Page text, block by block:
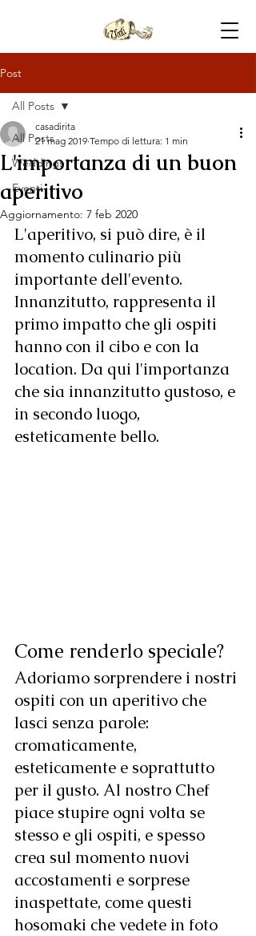
Post
All Posts
Weddings
Eventi
All Posts
L'importanza di un buon
aperitivo
casadirita
21 mag 2019 Tempo di lettura: 1 min
Aggiornamento: 7 feb 2020
L'aperitivo, si può dire, è il
momento culinario più
importante dell'evento.
Innanzitutto, rappresenta il
primo impatto che gli ospiti
hanno con il cibo e con la
location. Da qui l'importanza
che sia innanzitutto gustoso, e
in secondo luogo,
esteticamente bello.
Come renderlo speciale?
Adoriamo sorprendere i nostri
ospiti con un aperitivo che
lasci senza parole:
cromaticamente,
esteticamente e soprattutto
per il gusto. Al nostro Chef
piace stupire ogni volta se
stesso e gli ospiti, e spesso
crea sul momento nuovi
accostamenti e sorprese
inaspettate, come questi
hosomaki che vedete in foto